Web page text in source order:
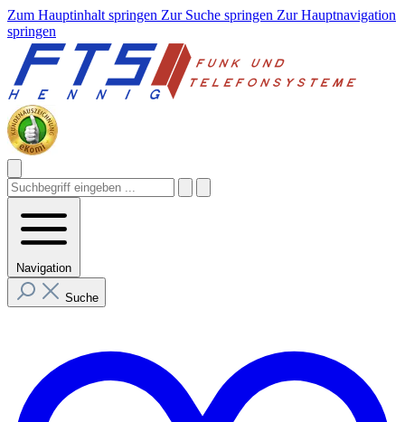
Zum Hauptinhalt springen Zur Suche springen Zur Hauptnavigation
springen
Navigation
Suche